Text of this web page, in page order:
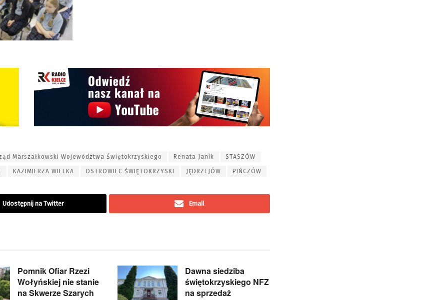
Marszałkowski Województwa Świętokrzyskiego Renata Janik STASZÓW
KAZIMIERZA WIELKA OSTROWIEC ŚWIĘTOKRZYSKI JĘDRZEJÓW PIŃCZÓW
Udostępnij na Twitter Email
Pomnik Ofiar Rzezi
Wołyńskiej nie stanie
na Skwerze Szarych
Dawna siedziba
świętokrzyskiego NFZ
na sprzedaż